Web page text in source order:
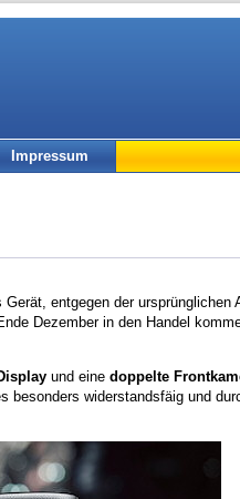
Impressum
entgegen der ursprünglichen
Dezember in den Handel
und eine doppelte
besonders widerstandsfäig und